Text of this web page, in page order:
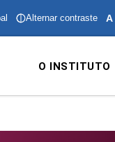
Alternar contraste A
O INSTITUTO